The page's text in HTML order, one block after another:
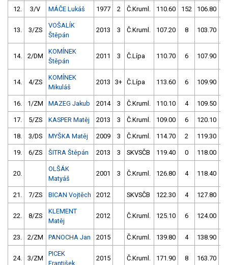
12. 3/V MÁČE Lukáš 1977 2 Č.Kruml. 110.60 152 106.80
13. 3/ZS
VOŠALÍK
Štěpán
2013 3 Č.Kruml. 107.20 8 103.70
14. 2/DM
KOMÍNEK
Štěpán
2011 3 Č.Lípa 110.70 6 107.90
14. 4/ZS
KOMÍNEK
Mikuláš
2013 3+ Č.Lípa 113.60 6 109.90
16. 1/ZM MAZEG Jakub 2014 3 Č.Kruml. 110.10 4 109.50
17. 5/ZS KASPER Matěj 2013 3 Č.Kruml. 109.00 6 120.10
18. 3/DS MYŠKA Matěj 2009 3 Č.Kruml. 114.70 2 119.30
19. 6/ZS ŠITRA Štěpán 2013 3 SKVSČB 119.40 0 118.00
20.
OLŠÁK
Matyáš
2001 3 Č.Kruml. 126.80 4 118.40
21. 7/ZS BICAN Vojtěch 2012 SKVSČB 122.30 4 127.80
22. 8/ZS
KLEMENT
Matěj
2012 Č.Kruml. 125.10 6 124.00
23. 2/ZM PANOCHA Jan 2015 Č.Kruml. 139.80 4 138.90
24. 3/ZM
PICEK
František
2015 Č.Kruml. 171.90 8 163.70